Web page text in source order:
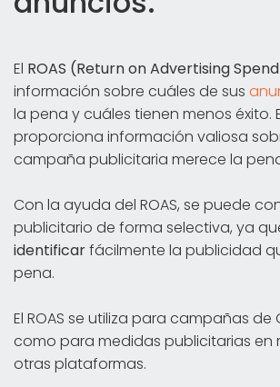
El ROAS (Return on Advertising
información sobre cuáles de sus
la pena y cuáles tienen menos éxito.
proporciona información valiosa
campaña publicitaria merece la
Con la ayuda del ROAS, se puede
publicitario de forma selectiva, ya
identificarfácilmente la publicidad
pena.
El ROAS se utiliza para campañas de
como para medidas publicitarias en
otras plataformas.